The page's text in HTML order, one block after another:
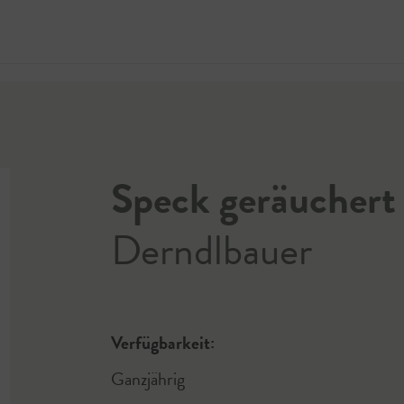
Speck geräuchert
Derndlbauer
Verfügbarkeit:
Ganzjährig